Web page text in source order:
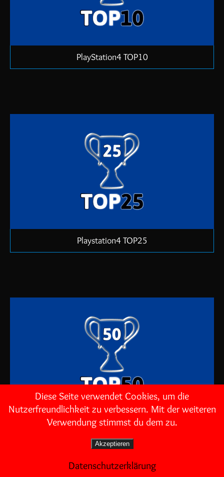
PlayStation4 TOP10
Playstation4 TOP25
PlayStation4 TOP50
Diese Seite verwendet Cookies, um die
Nutzerfreundlichkeit zu verbessern. Mit der weiteren
Verwendung stimmst du dem zu.
Akzeptieren
Datenschutzerklärung